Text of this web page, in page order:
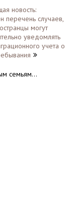
новость:
перечень случаев,
могут
уведомлять
учета о
семьям…